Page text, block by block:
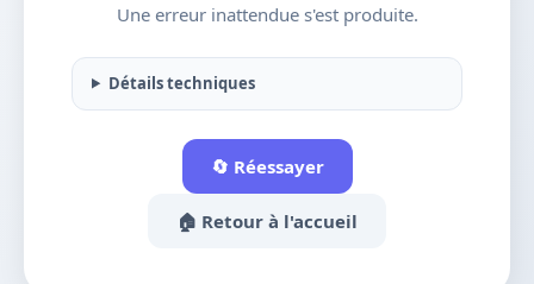
Une erreur inattendue s'est produite.
Détails techniques
🔄 Réessayer
🏠 Retour à l'accueil